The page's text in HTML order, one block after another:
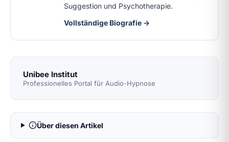
Suggestion und Psychotherapie.
Vollständige Biografie →
Unibee Institut
Professionelles Portal für Audio-Hypnose
Über diesen Artikel